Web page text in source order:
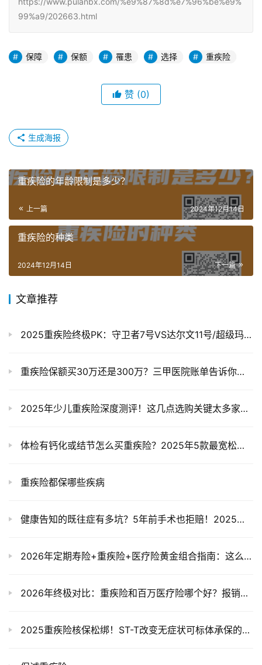
99%a9/202663.html
保障 保额 罹患 选择 重疾险
赞 (0)
生成海报
重疾险的年龄限制是多少？
上一篇 2024年12月14日
重疾险的种类
下一篇
2024年12月14日
文章推荐
2025重疾险终极PK：守卫者7号VS达尔文11号/超级玛丽13号，保至70岁这样选最划算！
重疾险保额买30万还是300万？三甲医院账单告诉你答案
2025年少儿重疾险深度测评！这几点选购关键太多家长不知道
体检有钙化或结节怎么买重疾险？2025年5款最宽松产品真实测评
重疾险都保哪些疾病
健康告知的既往症有多坑？5年前手术也拒赔！2025投保自救指南+核保宽松产品
2026年定期寿险+重疾险+医疗险黄金组合指南：这么配保障全面又省钱！
2026年终极对比：重疾险和百万医疗险哪个好？报销与赔付一文读懂！
2025重疾险核保松绑！ST-T改变无症状可标体承保的3款神险